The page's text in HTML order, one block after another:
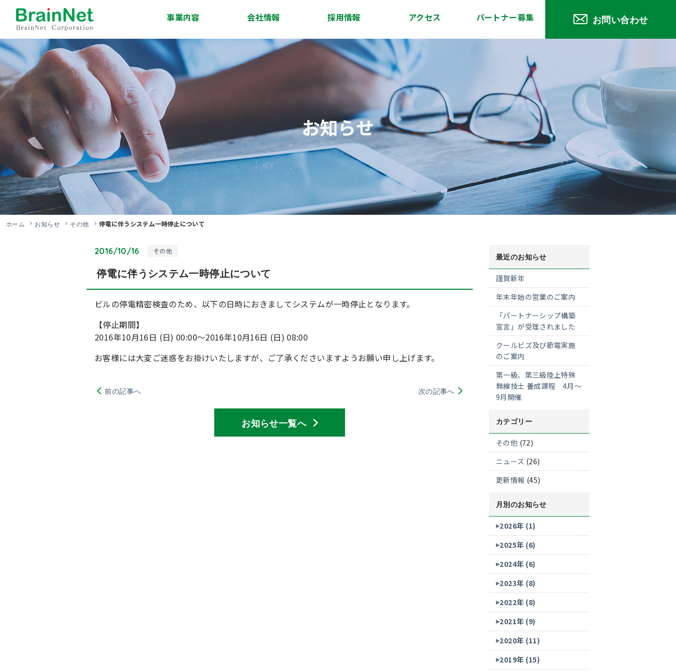
事業内容
システム開発事業
インフラサービス事
移動体通信事業
エンジニア派遣・人
材紹介事業
技術研修事業
ソリューション事業
会社情報
スタッフ紹介
採用情報 アクセス パートナー募集 お問い合わせ
お知らせ
ホーム お知らせ その他 停電に伴うシステム一時停止について
2016/10/16 その他
停電に伴うシステム一時停止について
ビルの停電精密検査のため、以下の日時におきましてシステムが一時停止となります。
【停止期間】
2016年10月16日 (日) 00:00～2016年10月16日 (日) 08:00
お客様には大変ご迷惑をお掛けいたしますが、ご了承くださいますようお願い申し上げます。
前の記事へ 次の記事へ
お知らせ一覧へ
最近のお知らせ
謹賀新年
年末年始の営業のご案内
「パートナーシップ構築
宣言」が受理されました
クールビズ及び節電実施
のご案内
第一級、第三級陸上特殊
無線技士 養成課程 4月～
9月開催
カテゴリー
その他 (72)
ニュース (26)
更新情報 (45)
月別のお知らせ
2026年 (1)
2025年 (6)
2024年 (6)
2023年 (8)
2022年 (8)
2021年 (9)
2020年 (11)
2019年 (15)